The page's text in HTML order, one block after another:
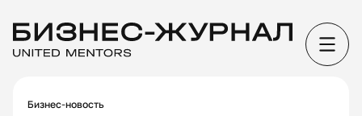
Бизнес-новость